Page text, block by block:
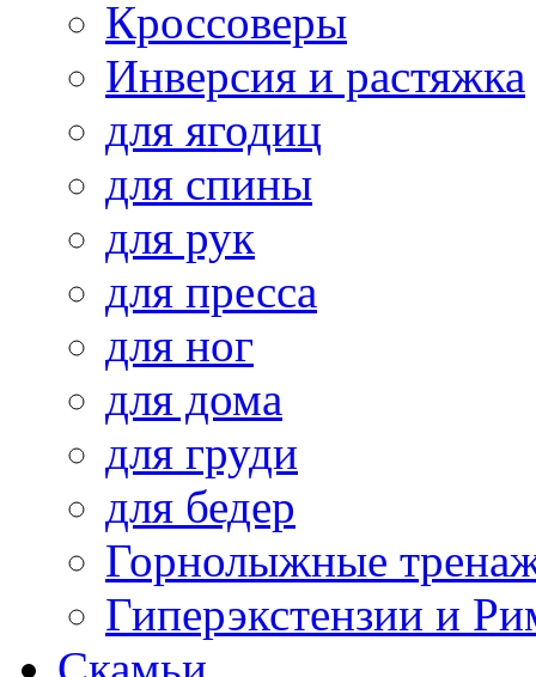
Кроссоверы
Инверсия и растяжка
для ягодиц
для спины
для рук
для пресса
для ног
для дома
для груди
для бедер
Горнолыжные
Гиперэкстензии и